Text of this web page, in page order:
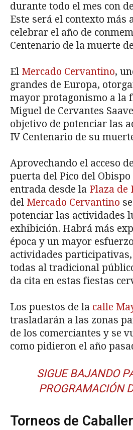
durante todo el mes con
Este será el contexto más
celebrar el año de
Centenario de la muerte
El Mercado Cervantino,
grandes de Europa,
mayor protagonismo a la
Miguel de Cervantes
objetivo de potenciar las
IV Centenario de su
Aprovechando el acceso
puerta del Pico del Obispo
entrada desde la Plaza de
del Mercado Cervantino
potenciar las actividades
exhibición. Habrá más
época y un mayor
actividades
todas al tradicional
da cita en estas fiestas
Los puestos de la calle
trasladarán a las zonas
de los comerciantes y se
como pidieron el año
SIGUE BAJANDO
PROGRAMACIÓN
Torneos de